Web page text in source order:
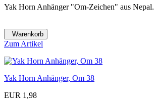
Yak Horn Anhänger "Om-Zeichen" aus Nepal.
Warenkorb
Zum Artikel
Yak Horn Anhänger, Om 38
EUR 1,98